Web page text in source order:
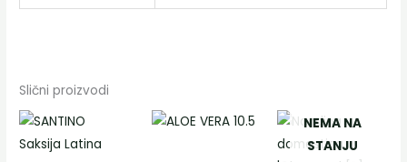
Slični proizvodi
Распон
цена:
од
Овај
NEMA NA
STANJU
Распон
цена:
од